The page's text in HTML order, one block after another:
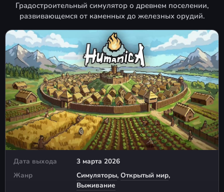
Градостроительный симулятор о древнем поселении,
развивающемся от каменных до железных орудий.
Дата выхода
3 марта 2026
Жанр
Симуляторы, Открытый мир,
Выживание